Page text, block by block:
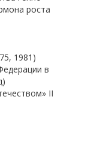
роста
1981)
в
II